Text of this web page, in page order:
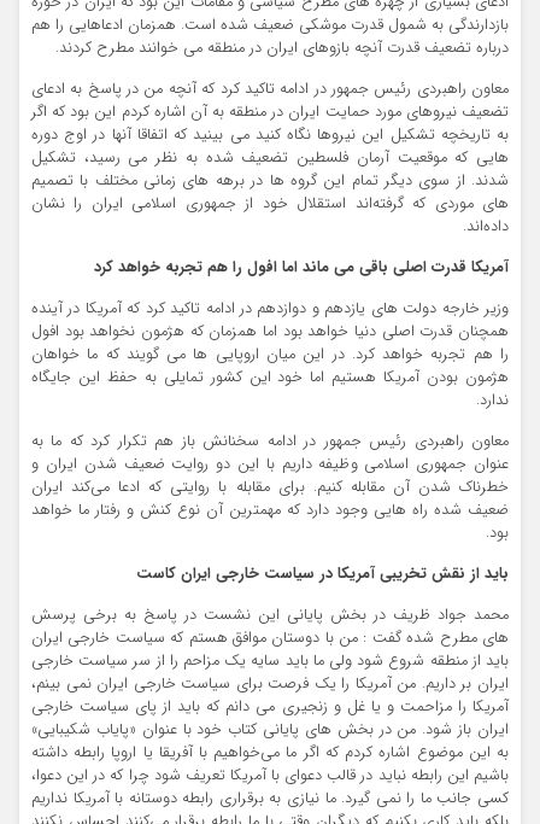
بازدارندگی به شمول قدرت موشکی ضعیف شده است. همزمان ادعاهایی را هم
درباره تضعیف قدرت آنچه بازوهای ایران در منطقه می خوانند مطرح کردند.
معاون راهبردی رئیس جمهور در ادامه تاکید کرد که آنچه من در پاسخ به ادعای
تضعیف نیروهای مورد حمایت ایران در منطقه به آن اشاره کردم این بود که اگر
به تاریخچه تشکیل این نیروها نگاه کنید می بینید که اتفاقا آنها در اوج دوره
هایی که موقعیت آرمان فلسطین تضعیف شده به نظر می رسید، تشکیل
شدند. از سوی دیگر تمام این گروه ها در برهه های زمانی مختلف با تصمیم
های موردی که گرفته‌اند استقلال خود از جمهوری اسلامی ایران را نشان
داده‌اند.
آمریکا قدرت اصلی باقی می ماند اما افول را هم تجربه خواهد کرد
وزیر خارجه دولت های یازدهم و دوازدهم در ادامه تاکید کرد که آمریکا در آینده
همچنان قدرت اصلی دنیا خواهد بود اما همزمان که هژمون نخواهد بود افول
را هم تجربه خواهد کرد. در این میان اروپایی ها می گویند که ما خواهان
هژمون بودن آمریکا هستیم اما خود این کشور تمایلی به حفظ این جایگاه
ندارد.
معاون راهبردی رئیس جمهور در ادامه سخنانش باز هم تکرار کرد که ما به
عنوان جمهوری اسلامی وظیفه داریم با این دو روایت ضعیف شدن ایران و
خطرناک شدن آن مقابله کنیم. برای مقابله با روایتی که ادعا می‌کند ایران
ضعیف شده راه هایی وجود دارد که مهمترین آن نوع کنش و رفتار ما خواهد
بود.
باید از نقش تخریبی آمریکا در سیاست خارجی ایران کاست
محمد جواد ظریف در بخش پایانی این نشست در پاسخ به برخی پرسش
های مطرح شده گفت : من با دوستان موافق هستم که سیاست خارجی ایران
باید از منطقه شروع شود ولی ما باید سایه یک مزاحم را از سر سیاست خارجی
ایران بر داریم. من آمریکا را یک فرصت برای سیاست خارجی ایران نمی بینم،
آمریکا را مزاحمت و یا غل و زنجیری می دانم که باید از پای سیاست خارجی
ایران باز شود. من در بخش های پایانی کتاب خود با عنوان «پایاب شکیبایی»
به این موضوع اشاره کردم که اگر ما می‌خواهیم با آفریقا یا اروپا رابطه داشته
باشیم این رابطه نباید در قالب دعوای با آمریکا تعریف شود چرا که در این دعوا،
کسی جانب ما را نمی گیرد. ما نیازی به برقراری رابطه دوستانه با آمریکا نداریم